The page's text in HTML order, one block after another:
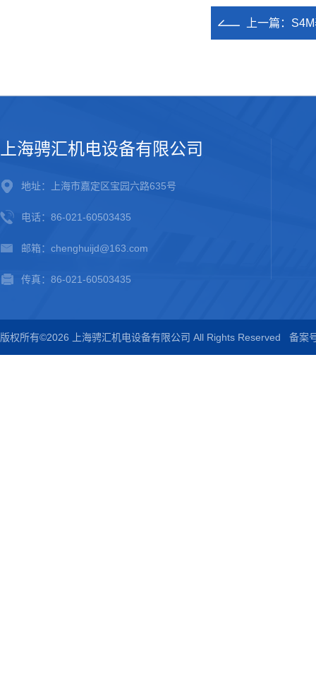
上一篇：
上海骋汇机电设备有限公司
地址：上海市嘉定区宝园六路635号
电话：86-021-60503435
邮箱：chenghuijd@163.com
传真：86-021-60503435
版权所有©2026 上海骋汇机电设备有限公司 All Rights Reserved 备案